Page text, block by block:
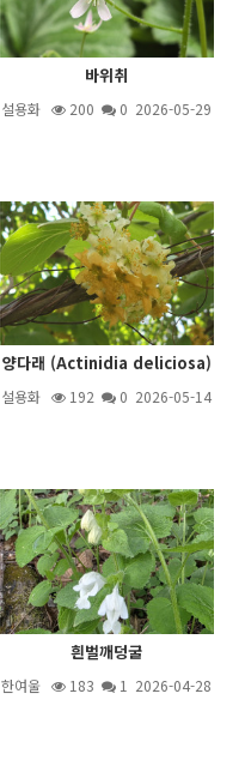
바위취
설용화 200 0 2026-05-29
양다래 (Actinidia deliciosa)
설용화 192 0 2026-05-14
흰벌깨덩굴
한여울 183 1 2026-04-28